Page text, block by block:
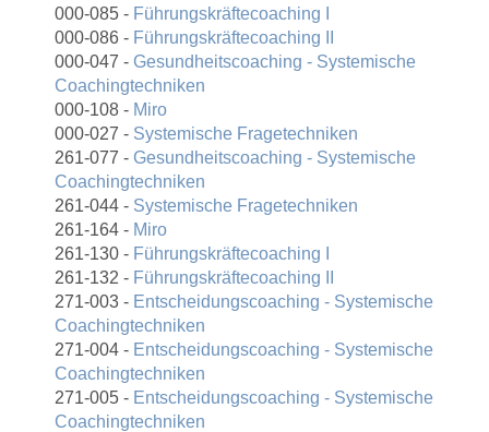
000-085 - Führungskräftecoaching I
000-086 - Führungskräftecoaching II
000-047 - Gesundheitscoaching - Systemische
Coachingtechniken
000-108 - Miro
000-027 - Systemische Fragetechniken
261-077 - Gesundheitscoaching - Systemische
Coachingtechniken
261-044 - Systemische Fragetechniken
261-164 - Miro
261-130 - Führungskräftecoaching I
261-132 - Führungskräftecoaching II
271-003 - Entscheidungscoaching - Systemische
Coachingtechniken
271-004 - Entscheidungscoaching - Systemische
Coachingtechniken
271-005 - Entscheidungscoaching - Systemische
Coachingtechniken